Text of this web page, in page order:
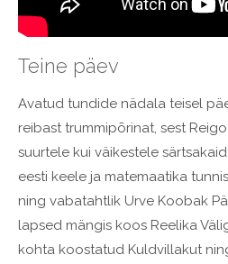
Teine päev
Avatud tundide nädala teisel
reibast trummipõrinat, sest
suurtele kui väikestele
eesti keele ja matemaatika
ning vabatahtlik Urve Koobak
lapsed mängis koos Reelika
kohta koostatud Kuldvillakut